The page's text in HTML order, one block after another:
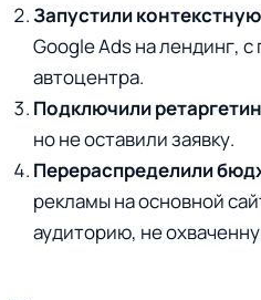
Запустили
Google Ads на лендинг,
автоцентра.
Подключили
но не оставили заявку.
Перераспределили
рекламы на основной
аудиторию, не